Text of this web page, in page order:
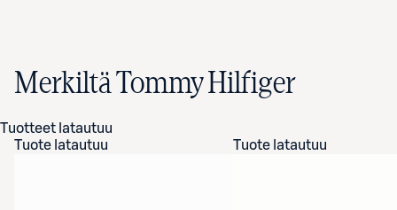
Merkiltä Tommy Hilfiger
Tuotteet latautuu
Tuote latautuu
Tuote latautuu